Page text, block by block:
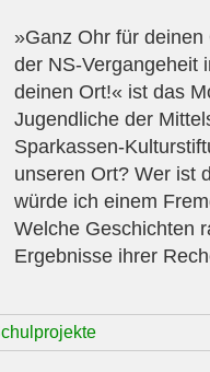
»Ganz Ohr für
der NS-Vergangeheit
deinen Ort!« ist das
Jugendliche der
Sparkassen-
unseren Ort? Wer ist
würde ich einem
Welche Geschichten
Ergebnisse ihrer